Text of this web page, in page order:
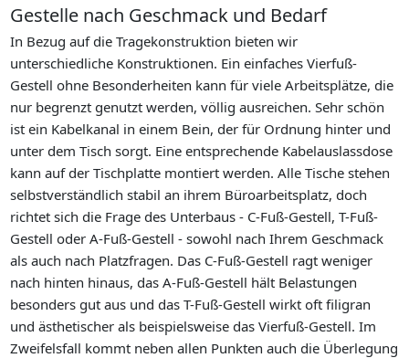
Gestelle nach Geschmack und Bedarf
In Bezug auf die Tragekonstruktion bieten wir
unterschiedliche Konstruktionen. Ein einfaches Vierfuß-
Gestell ohne Besonderheiten kann für viele Arbeitsplätze, die
nur begrenzt genutzt werden, völlig ausreichen. Sehr schön
ist ein Kabelkanal in einem Bein, der für Ordnung hinter und
unter dem Tisch sorgt. Eine entsprechende Kabelauslassdose
kann auf der Tischplatte montiert werden. Alle Tische stehen
selbstverständlich stabil an ihrem Büroarbeitsplatz, doch
richtet sich die Frage des Unterbaus - C-Fuß-Gestell, T-Fuß-
Gestell oder A-Fuß-Gestell - sowohl nach Ihrem Geschmack
als auch nach Platzfragen. Das C-Fuß-Gestell ragt weniger
nach hinten hinaus, das A-Fuß-Gestell hält Belastungen
besonders gut aus und das T-Fuß-Gestell wirkt oft filigran
und ästhetischer als beispielsweise das Vierfuß-Gestell. Im
Zweifelsfall kommt neben allen Punkten auch die Überlegung